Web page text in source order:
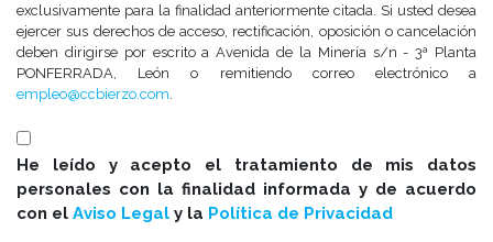
exclusivamente para la finalidad anteriormente citada. Si usted desea
ejercer sus derechos de acceso, rectificación, oposición o cancelación
deben dirigirse por escrito a Avenida de la Minería s/n - 3ª Planta
PONFERRADA, León o remitiendo correo electrónico a
empleo@ccbierzo.com.
He leído y acepto el tratamiento de mis datos
personales con la finalidad informada y de acuerdo
con el Aviso Legal y la Política de Privacidad